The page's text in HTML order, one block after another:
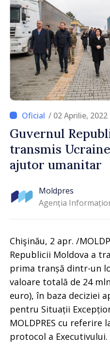
/ 02 Aprilie, 2022
Guvernul
transmis
ajutor umanitar
Moldpres
Agenția
Chişinău, 2 apr. /
Republicii Moldova a
prima tranșă dintr-un
valoare totală de 24
euro), în baza deciziei
pentru Situații
MOLDPRES cu referire
protocol a Executivului.